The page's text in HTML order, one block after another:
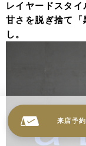
レイヤードスタイ
甘さを脱ぎ捨て
し。
来店予約